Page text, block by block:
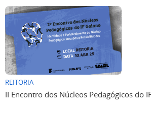
REITORIA
II Encontro dos Núcleos Pedagógicos do